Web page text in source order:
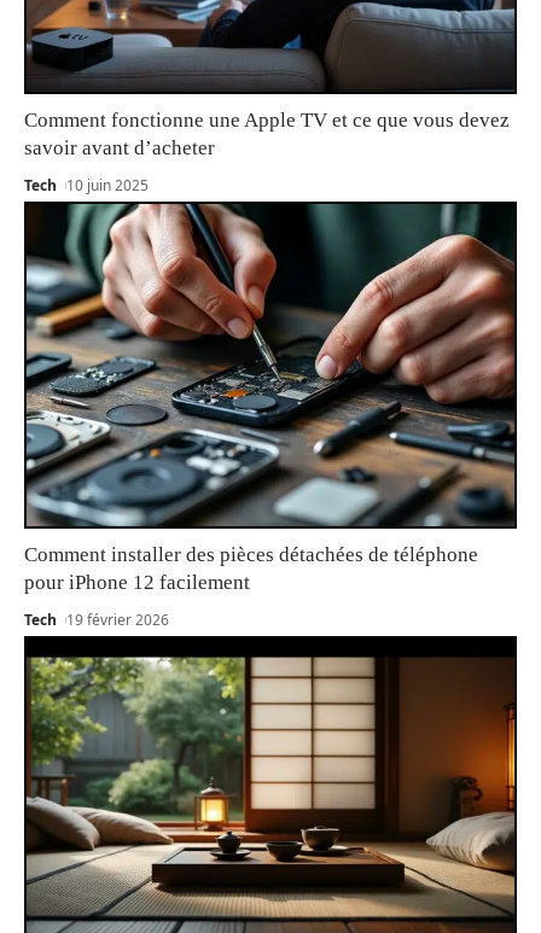
Comment fonctionne une Apple TV et ce que vous devez
savoir avant d’acheter
Tech 10 juin 2025
Comment installer des pièces détachées de téléphone
pour iPhone 12 facilement
Tech 19 février 2026